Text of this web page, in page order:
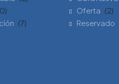
(7)
Oferta (2)
Reservado